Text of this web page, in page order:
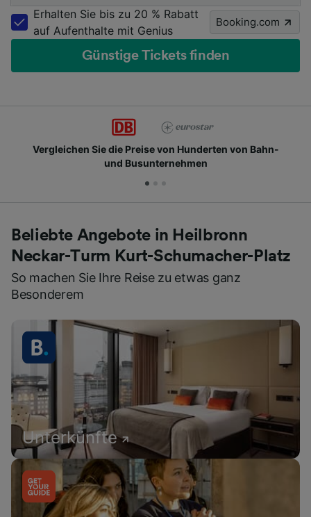
Erhalten Sie bis zu 20 % Rabatt
auf Aufenthalte mit Genius
Booking.com
Günstige Tickets finden
von Hunderten von Bahn-
Schließen Sie
Beliebte Angebote in Heilbronn
Neckar-Turm Kurt-Schumacher-Platz
So machen Sie Ihre Reise zu etwas ganz
Besonderem
Unterkünfte